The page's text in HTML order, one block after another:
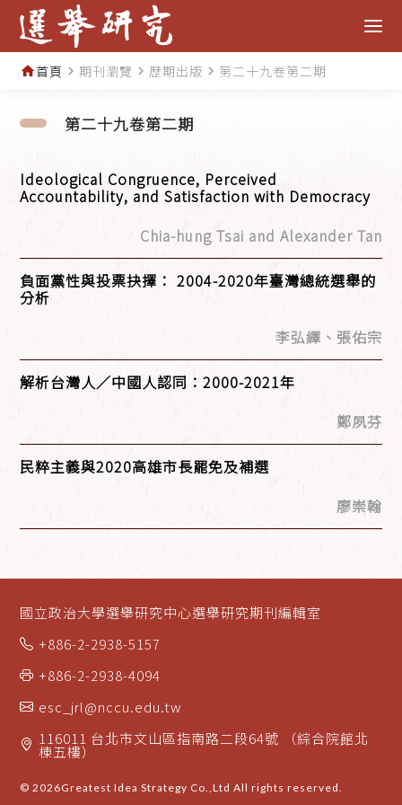
home首頁 navigate_next期刊瀏覽 navigate_next 歷期出版 navigate_next 第二十九卷第二期
第二十九卷第二期
Ideological Congruence, Perceived
Accountability, and Satisfaction with Democracy
Chia-hung Tsai and Alexander Tan
負面黨性與投票抉擇： 2004-2020年臺灣總統選舉的
分析
李弘繹、張佑宗
解析台灣人／中國人認同：2000-2021年
鄭夙芬
民粹主義與2020高雄市長罷免及補選
廖崇翰
國立政治大學選舉研究中心選舉研究期刊編輯室
+886-2-2938-5157
+886-2-2938-4094
esc_jrl@nccu.edu.tw
116011 台北市文山區指南路二段64號 （綜合院館北
棟五樓）
© 2026Greatest Idea Strategy Co.,Ltd All rights reserved.